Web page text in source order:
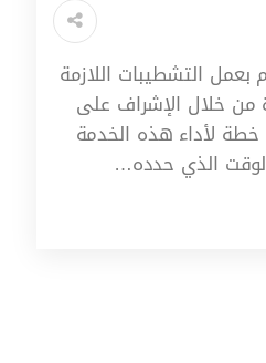
التشطيبات اللازمة
من خلال الإشراف على
خطة لأداء هذه الخدمة
الذي حدده…